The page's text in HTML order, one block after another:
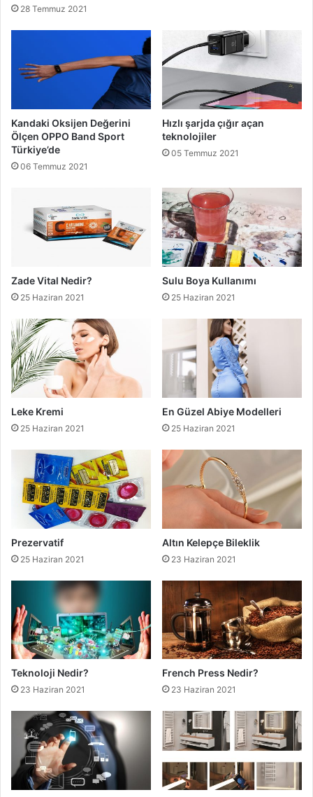
28 Temmuz 2021
Kandaki Oksijen Değerini
Ölçen OPPO Band Sport
Türkiye’de
06 Temmuz 2021
Hızlı şarjda çığır açan
teknolojiler
05 Temmuz 2021
Zade Vital Nedir?
25 Haziran 2021
Sulu Boya Kullanımı
25 Haziran 2021
Leke Kremi
25 Haziran 2021
En Güzel Abiye Modelleri
25 Haziran 2021
Prezervatif
25 Haziran 2021
Altın Kelepçe Bileklik
23 Haziran 2021
Teknoloji Nedir?
23 Haziran 2021
French Press Nedir?
23 Haziran 2021